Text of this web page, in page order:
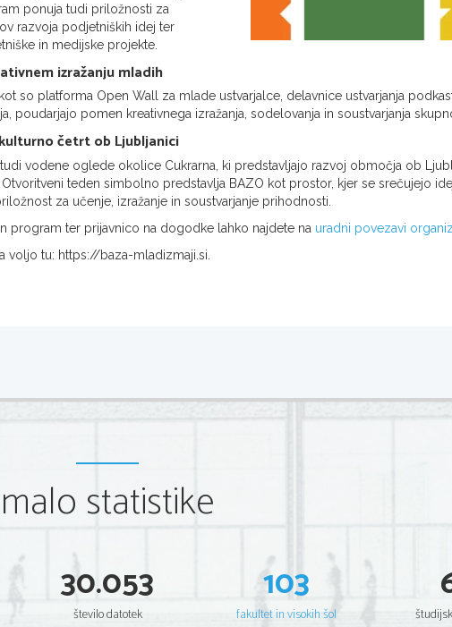
ponuja tudi priložnosti za
razvoja podjetniških idej ter
in medijske projekte.
izražanju mladih
so platforma Open Wall za mlade ustvarjalce, delavnice ustvarjanja
poudarjajo pomen kreativnega izražanja, sodelovanja in soustvarjanja
četrt ob Ljubljanici
vodene oglede okolice Cukrarna, ki predstavljajo razvoj območja ob
teden simbolno predstavlja BAZO kot prostor, kjer se srečujejo
za učenje, izražanje in soustvarjanje prihodnosti.
program ter prijavnico na dogodke lahko najdete na uradni povezavi
voljo tu: https://baza-mladizmaji.si.
malo statistike
30.053
število datotek
103
fakultet in visokih šol